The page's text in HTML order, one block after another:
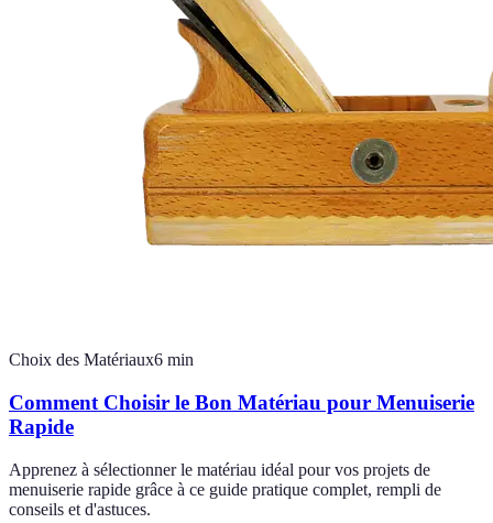
Choix des Matériaux6 min
Comment Choisir le Bon Matériau pour Menuiserie
Rapide
Apprenez à sélectionner le matériau idéal pour vos projets de
menuiserie rapide grâce à ce guide pratique complet, rempli de
conseils et d'astuces.